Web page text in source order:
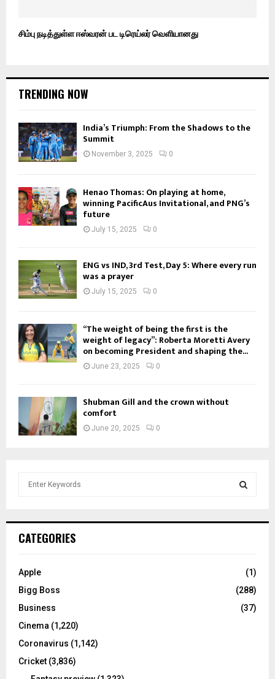
சிம்பு நடித்துள்ள ஈஸ்வரன் பட டிரெய்லர் வெளியானது
TRENDING NOW
India’s Triumph: From the Shadows to the
Summit
November 3, 2025 0
Henao Thomas: On playing at home,
winning PacificAus Invitational, and PNG’s
future
July 15, 2025 0
ENG vs IND, 3rd Test, Day 5: Where every run
was a prayer
July 15, 2025 0
“The weight of being the first is the
weight of legacy”: Roberta Moretti Avery
on becoming President and shaping the...
June 23, 2025 0
Shubman Gill and the crown without
comfort
June 20, 2025 0
h
o
:
C
CATEGORIES
Apple
(1)
Bigg Boss
(288)
Business
(37)
Cinema (1,220)
Coronavirus (1,142)
Cricket (3,836)